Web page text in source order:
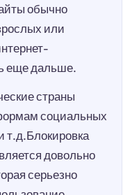
обычно
или
еще дальше.
страны
социальных
т.д.Блокировка
довольно
серьезно